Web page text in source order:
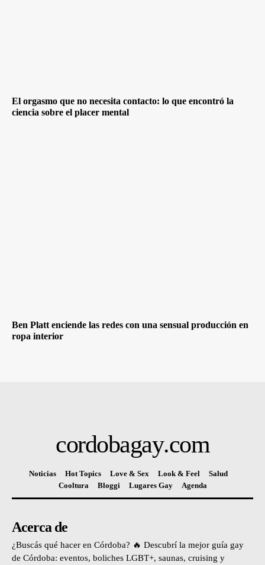
El orgasmo que no necesita contacto: lo que encontró la
ciencia sobre el placer mental
Ben Platt enciende las redes con una sensual producción en
ropa interior
cordobagay.com
Noticias Hot Topics Love & Sex Look & Feel
Salud
Cooltura
Bloggi Lugares Gay Agenda
Acerca de
¿Buscás qué hacer en Córdoba? 🔥 Descubrí la mejor guía gay
de Córdoba: eventos, boliches LGBT+, saunas, cruising y